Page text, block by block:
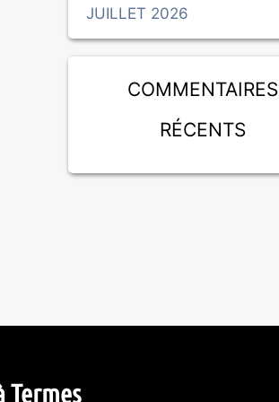
JUILLET 2026
Commentaires
récents
Termes